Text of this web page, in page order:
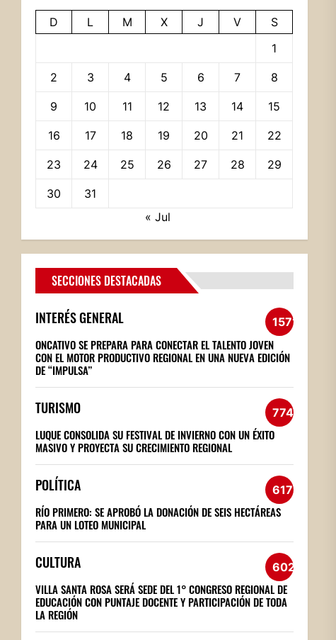
D L M X J V
S
1
2 3 4 5 6 7 8
9 10 11 12 13 14 15
16 17 18 19 20 21 22
23 24 25 26 27 28 29
30
31
« Jul
SECCIONES DESTACADAS
INTERÉS GENERAL 1571
ONCATIVO SE PREPARA PARA CONECTAR EL TALENTO JOVEN
CON EL MOTOR PRODUCTIVO REGIONAL EN UNA NUEVA EDICIÓN
DE “IMPULSA”
TURISMO 774
LUQUE CONSOLIDA SU FESTIVAL DE INVIERNO CON UN ÉXITO
MASIVO Y PROYECTA SU CRECIMIENTO REGIONAL
POLÍTICA 617
RÍO PRIMERO: SE APROBÓ LA DONACIÓN DE SEIS HECTÁREAS
PARA UN LOTEO MUNICIPAL
CULTURA 602
VILLA SANTA ROSA SERÁ SEDE DEL 1° CONGRESO REGIONAL DE
EDUCACIÓN CON PUNTAJE DOCENTE Y PARTICIPACIÓN DE TODA
LA REGIÓN